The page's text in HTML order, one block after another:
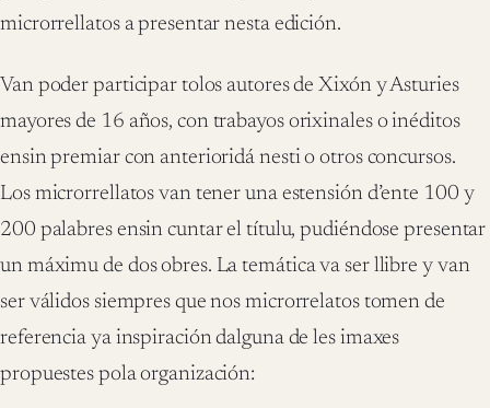
microrrellatos a presentar nesta edición.
Van poder participar tolos autores de Xixón y Asturies
mayores de 16 años, con trabayos orixinales o inéditos
ensin premiar con anterioridá nesti o otros concursos.
Los microrrellatos van tener una estensión d’ente 100 y
200 palabres ensin cuntar el títulu, pudiéndose presentar
un máximu de dos obres. La temática va ser llibre y van
ser válidos siempres que nos microrrelatos tomen de
referencia ya inspiración dalguna de les imaxes
propuestes pola organización: